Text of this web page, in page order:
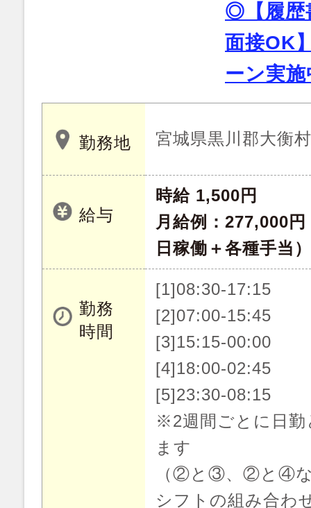
◎【履歴
面接OK
ーン実
勤務地 宮城県黒川郡大衡村
給与
時給 1,500円
月給例：277,000
日稼働＋各種手当）
勤務
時間
[1]08:30-17:15
[2]07:00-15:45
[3]15:15-00:00
[4]18:00-02:45
[5]23:30-08:15
※2週間ごとに日勤
ます
（②と③、②と④な
シフトの組み合わ